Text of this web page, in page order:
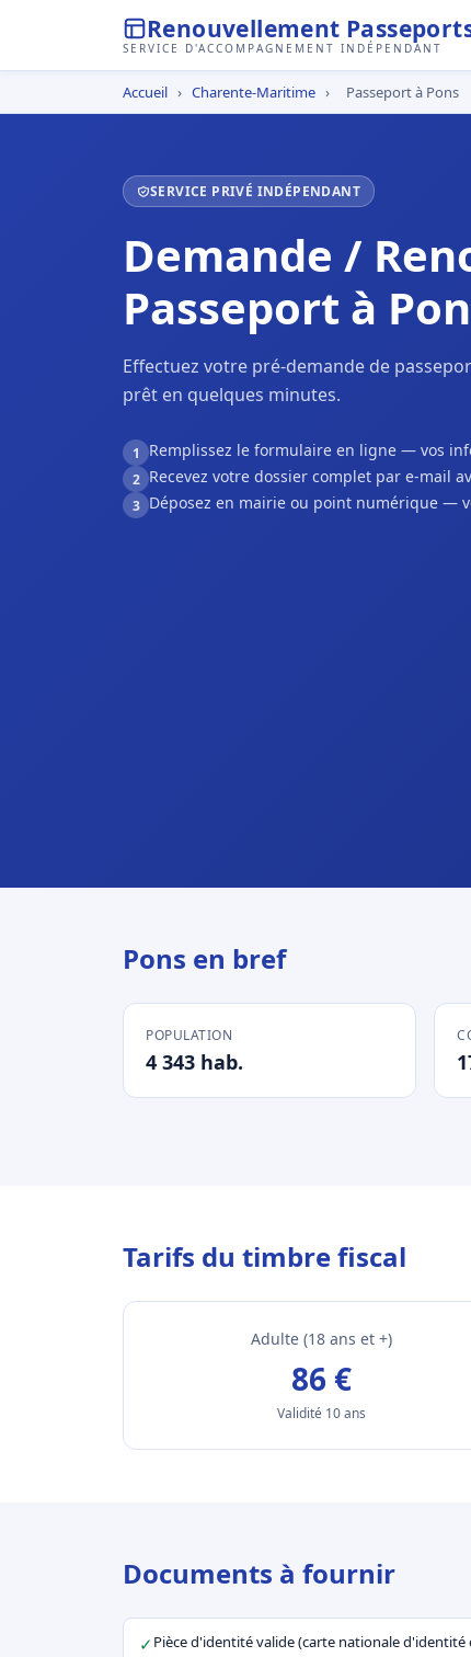
Renouvellement
SERVICE D'ACCOMPAGNEMENT INDÉPENDANT
Accueil › Charente-Maritime › Passeport à Pons
SERVICE PRIVÉ INDÉPENDANT
Demande /
Passeport à
Effectuez votre pré-demande de
prêt en quelques minutes.
1 Remplissez le formulaire en ligne — vos
2 Recevez votre dossier complet par e-mail
3 Déposez en mairie ou point numérique —
Pons en bref
POPULATION
4 343 hab.
Tarifs du timbre fiscal
Adulte (18 ans et +)
86 €
Validité 10 ans
Documents à fournir
✓ Pièce d'identité valide (carte nationale d'identité